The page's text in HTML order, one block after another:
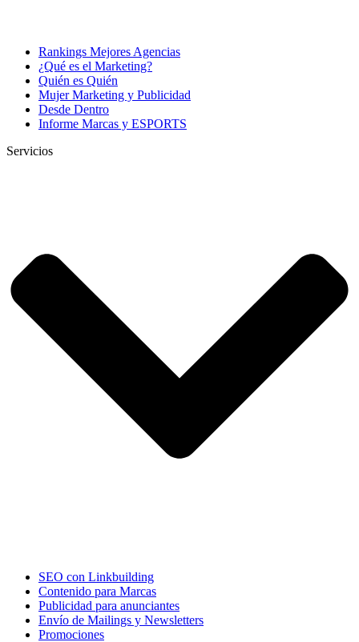
Rankings Mejores Agencias
¿Qué es el Marketing?
Quién es Quién
Mujer Marketing y Publicidad
Desde Dentro
Informe Marcas y ESPORTS
Servicios
SEO con Linkbuilding
Contenido para Marcas
Publicidad para anunciantes
Envío de Mailings y Newsletters
Promociones